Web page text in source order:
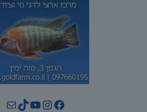
Facebook
Instagram
YouTube
TikTok
Mail